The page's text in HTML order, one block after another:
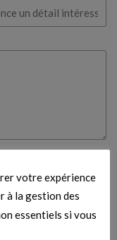
votre expérience
à la gestion des
essentiels si vous